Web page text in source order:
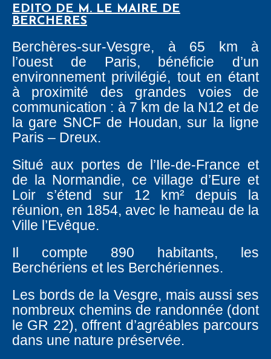
EDITO DE M. LE MAIRE DE
BERCHERES
Berchères-sur-Vesgre, à 65 km à
l’ouest de Paris, bénéficie d’un
environnement privilégié, tout en étant
à proximité des grandes voies de
communication : à 7 km de la N12 et de
la gare SNCF de Houdan, sur la ligne
Paris – Dreux.
Situé aux portes de l’Ile-de-France et
de la Normandie, ce village d’Eure et
Loir s’étend sur 12 km² depuis la
réunion, en 1854, avec le hameau de la
Ville l’Evêque.
Il compte 890 habitants, les
Berchériens et les Berchériennes.
Les bords de la Vesgre, mais aussi ses
nombreux chemins de randonnée (dont
le GR 22), offrent d’agréables parcours
dans une nature préservée.